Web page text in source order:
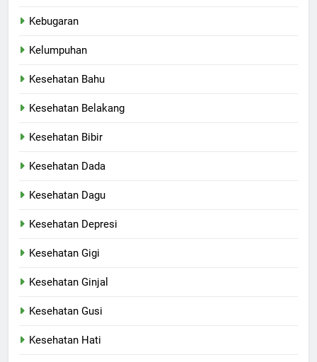
Kebugaran
Kelumpuhan
Kesehatan Bahu
Kesehatan Belakang
Kesehatan Bibir
Kesehatan Dada
Kesehatan Dagu
Kesehatan Depresi
Kesehatan Gigi
Kesehatan Ginjal
Kesehatan Gusi
Kesehatan Hati